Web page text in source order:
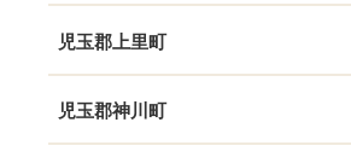
児玉郡上里町
児玉郡神川町